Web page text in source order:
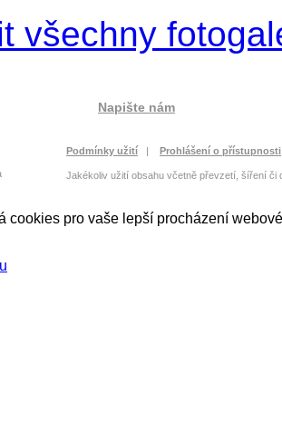
všechny
Napište nám
Podmínky užití | Prohlášení o přístupnosti
Jakékoliv užití obsahu včetně převzetí, šíření či
cookies pro vaše lepší procházení